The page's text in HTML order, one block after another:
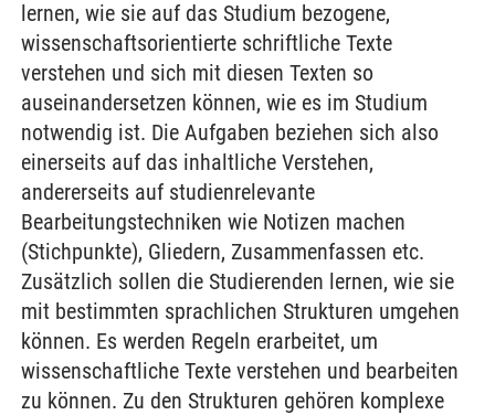
lernen, wie sie auf das Studium bezogene,
wissenschaftsorientierte schriftliche Texte
verstehen und sich mit diesen Texten so
auseinandersetzen können, wie es im Studium
notwendig ist. Die Aufgaben beziehen sich also
einerseits auf das inhaltliche Verstehen,
andererseits auf studienrelevante
Bearbeitungstechniken wie Notizen machen
(Stichpunkte), Gliedern, Zusammenfassen etc.
Zusätzlich sollen die Studierenden lernen, wie sie
mit bestimmten sprachlichen Strukturen umgehen
können. Es werden Regeln erarbeitet, um
wissenschaftliche Texte verstehen und bearbeiten
zu können. Zu den Strukturen gehören komplexe